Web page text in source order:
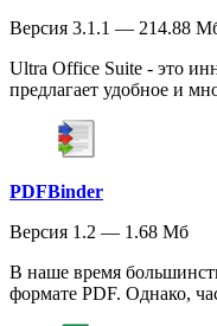
Версия 3.1.1 — 214.88
Ultra Office Suite - это
предлагает удобное и
PDFBinder
Версия 1.2 — 1.68 Мб
В наше время
формате PDF. Однако,